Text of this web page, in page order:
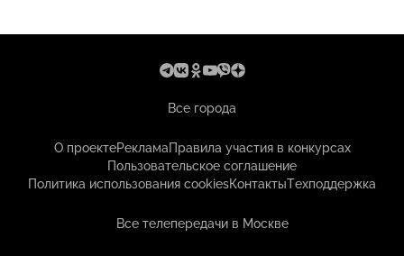
Все города
О проектеРекламаПравила участия в конкурсах
Пользовательское соглашение
Политика использования cookiesКонтактыТехподдержка
Все телепередачи в Москве